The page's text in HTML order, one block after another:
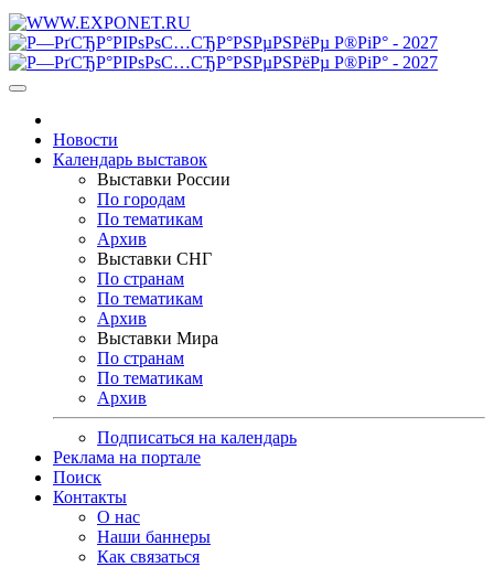
Новости
Календарь выставок
Выставки России
По городам
По тематикам
Архив
Выставки СНГ
По странам
По тематикам
Архив
Выставки Мира
По странам
По тематикам
Архив
Подписаться на календарь
Реклама на портале
Поиск
Контакты
О нас
Наши баннеры
Как связаться